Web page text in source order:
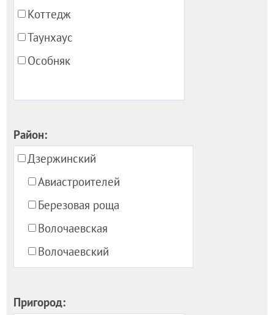
Коттедж
Таунхаус
Особняк
Район:
Дзержинский
Авиастроителей
Березовая роща
Волочаевская
Волочаевский
Закаменский
Пригород: